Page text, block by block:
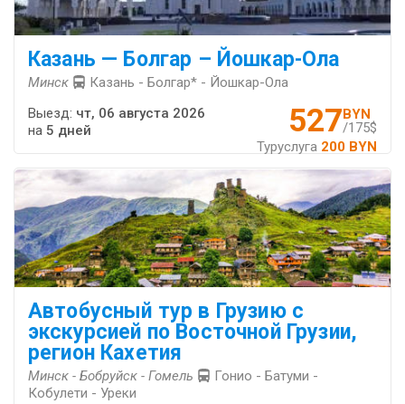
Казань — Болгар – Йошкар-Ола
Минск Казань - Болгар* - Йошкар-Ола
527BYN
/175$
Туруслуга 200 BYN
Выезд: чт, 06 августа 2026
на 5 дней
Автобусный тур в Грузию с
экскурсией по Восточной Грузии,
регион Кахетия
Минск - Бобруйск - Гомель
Гонио - Батуми -
Кобулети - Уреки